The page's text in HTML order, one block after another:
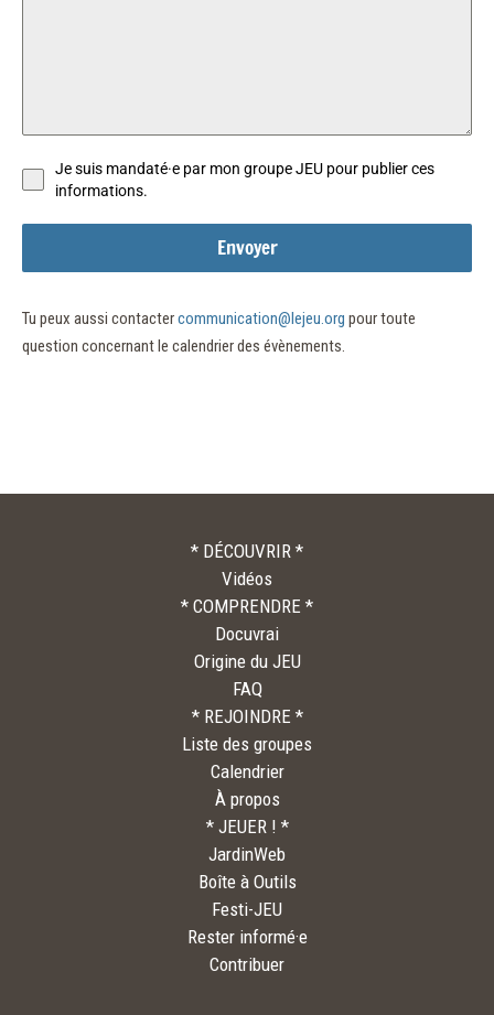
Je suis mandaté·e par mon groupe JEU pour publier ces
informations.
Envoyer
Tu peux aussi contactercommunication@lejeu.org pour toute
question concernant le calendrier des évènements.
* DÉCOUVRIR *
Vidéos
* COMPRENDRE *
Docuvrai
Origine du JEU
FAQ
* REJOINDRE *
Liste des groupes
Calendrier
À propos
* JEUER ! *
JardinWeb
Boîte à Outils
Festi-JEU
Rester informé·e
Contribuer